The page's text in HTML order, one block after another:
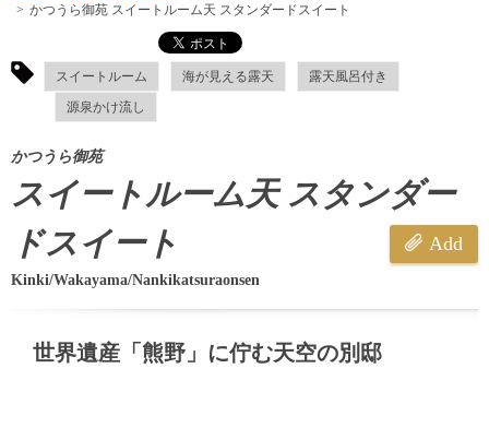
かつうら御苑 スイートルーム天 スタンダードスイート
スイートルーム 海が見える露天
露天風呂付き
源泉かけ流し
かつうら御苑
スイートルーム天 スタンダー
ドスイート
Add
Kinki/Wakayama/Nankikatsuraonsen
世界遺産「熊野」に佇む天空の別邸